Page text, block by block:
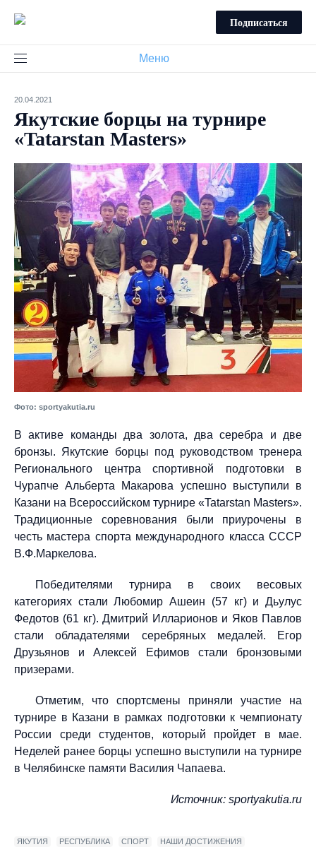
Подписаться
Меню
20.04.2021
Якутские борцы на турнире
«Tatarstan Masters»
Фото: sportyakutia.ru
В активе команды два золота, два серебра и две
бронзы. Якутские борцы под руководством тренера
Регионального центра спортивной подготовки в
Чурапче Альберта Макарова успешно выступили в
Казани на Всероссийском турнире «Tatarstan Masters».
Традиционные соревнования были приурочены в
честь мастера спорта международного класса СССР
В.Ф.Маркелова.
Победителями турнира в своих весовых
категориях стали Любомир Ашеин (57 кг) и Дьулус
Федотов (61 кг). Дмитрий Илларионов и Яков Павлов
стали обладателями серебряных медалей. Егор
Друзьянов и Алексей Ефимов стали бронзовыми
призерами.
Отметим, что спортсмены приняли участие на
турнире в Казани в рамках подготовки к чемпионату
России среди студентов, который пройдет в мае.
Неделей ранее борцы успешно выступили на турнире
в Челябинске памяти Василия Чапаева.
Источник: sportyakutia.ru
ЯКУТИЯ РЕСПУБЛИКА СПОРТ НАШИ ДОСТИЖЕНИЯ